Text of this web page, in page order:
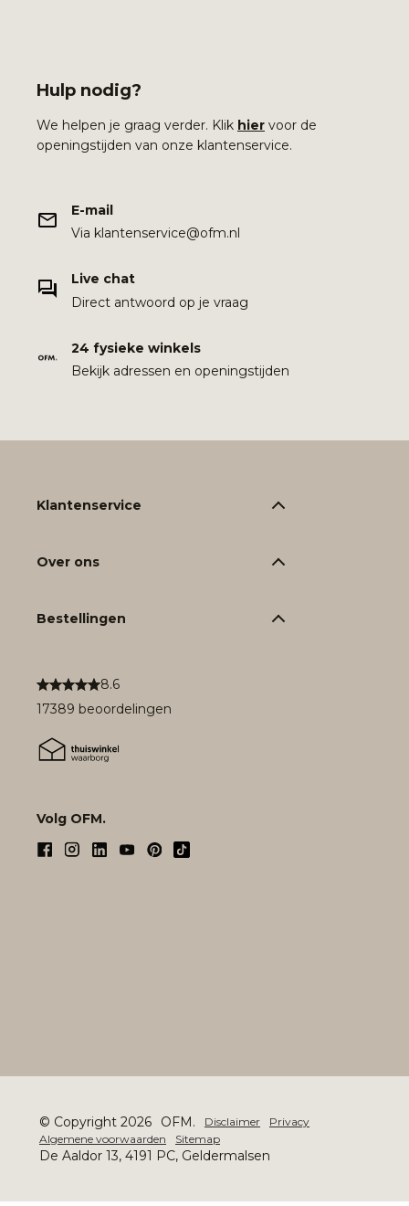
Hulp nodig?
We helpen je graag verder. Klik hier voor de
openingstijden van onze klantenservice.
E-mail
Via klantenservice@ofm.nl
Live chat
Direct antwoord op je vraag
24 fysieke winkels
Bekijk adressen en openingstijden
8.6
17389 beoordelingen
Volg OFM.
Klantenservice
Over ons
Bestellingen
© Copyright 2026 OFM. Disclaimer
Privacy
Algemene voorwaarden
Sitemap
De Aaldor 13, 4191 PC, Geldermalsen